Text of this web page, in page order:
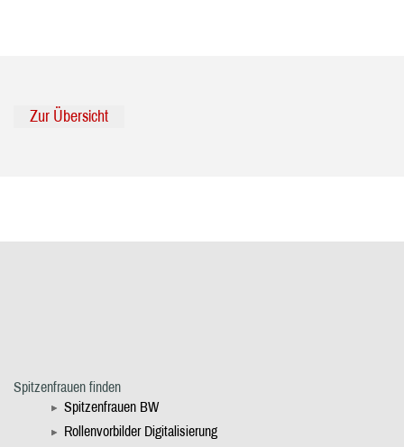
Zur Übersicht
Spitzenfrauen finden
Spitzenfrauen BW
Rollenvorbilder Digitalisierung